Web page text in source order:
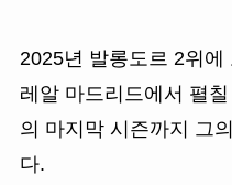
2025년 발롱도르 2위
레알 마드리드에서 펼
의 마지막 시즌까지 그
다.